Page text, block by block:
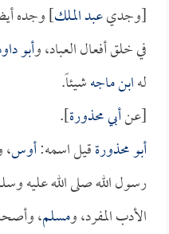
[وجديعبد الملك] وجده
في خلق أفعال العباد، وأبو
لهابن ماجهشيئاً.
[عنأبي محذورة].
أبو محذورةقيل اسمه:أوس
رسول الله صلى الله عليه
الأدب المفرد، ومسلم،